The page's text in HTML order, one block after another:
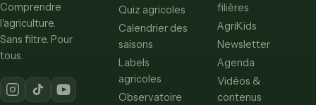
Comprendre
l'agriculture.
Sans filtre. Pour
tous.
Quiz agricoles
Calendrier des
saisons
Labels
agricoles
Observatoire
filières
AgriKids
Newsletter
Agenda
Vidéos &
contenus